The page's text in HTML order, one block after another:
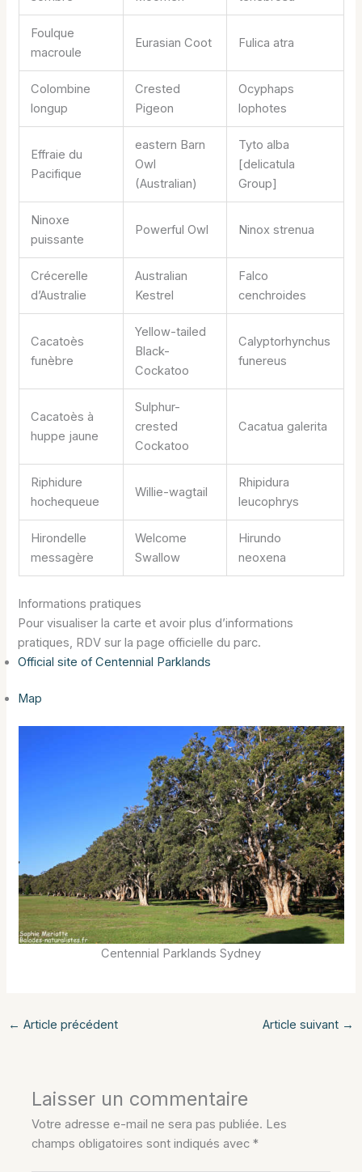
Foulque
macroule
Eurasian Coot Fulica atra
Colombine
longup
Crested
Pigeon
Ocyphaps
lophotes
Effraie du
Pacifique
eastern Barn
Owl
(Australian)
Tyto alba
[delicatula
Group]
Ninoxe
puissante
Powerful Owl Ninox strenua
Crécerelle
d’Australie
Australian
Kestrel
Falco
cenchroides
Cacatoès
funèbre
Yellow-tailed
Black-
Cockatoo
Calyptorhynchus
funereus
Cacatoès à
huppe jaune
Sulphur-
crested
Cockatoo
Cacatua galerita
Riphidure
hochequeue
Willie-wagtail
Rhipidura
leucophrys
Hirondelle
messagère
Welcome
Swallow
Hirundo
neoxena
Informations pratiques
Pour visualiser la carte et avoir plus d’informations
pratiques, RDV sur la page officielle du parc.
Official site of Centennial Parklands
Map
Centennial Parklands Sydney
← Article précédent Article suivant →
Laisser un commentaire
Votre adresse e-mail ne sera pas publiée. Les
champs obligatoires sont indiqués avec*